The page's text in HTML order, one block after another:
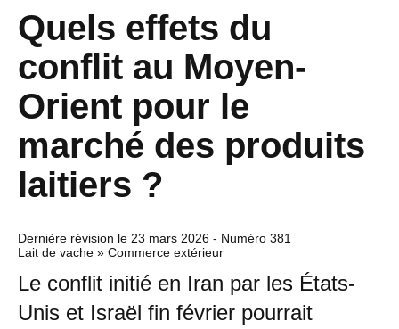
Quels effets du
conflit au Moyen-
Orient pour le
marché des produits
laitiers ?
Dernière révision le 23 mars 2026 - Numéro 381
Lait de vache » Commerce extérieur
Le conflit initié en Iran par les États-
Unis et Israël fin février pourrait